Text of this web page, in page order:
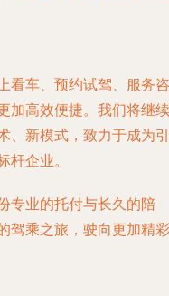
看车、预约试驾、服务咨
加高效便捷。我们将继续
、新模式，致力于成为引
企业。
专业的托付与长久的陪
驾乘之旅，驶向更加精彩